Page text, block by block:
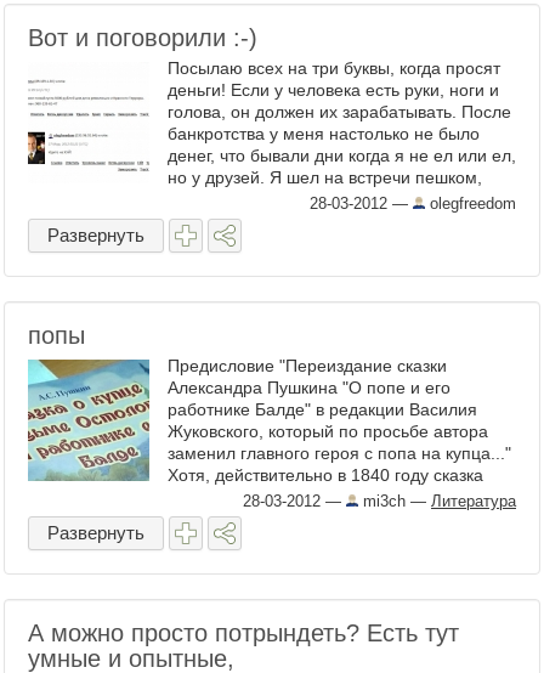
Вот и поговорили :-)
Посылаю всех на три буквы, когда просят
деньги! Если у человека есть руки, ноги и
голова, он должен их зарабатывать. После
банкротства у меня настолько не было
денег, что бывали дни когда я не ел или ел,
но у друзей. Я шел на встречи пешком,
28-03-2012 — olegfreedom
Развернуть
попы
Предисловие "Переиздание сказки
Александра Пушкина "О попе и его
работнике Балде" в редакции Василия
Жуковского, который по просьбе автора
заменил главного героя с попа на купца..."
Хотя, действительно в 1840 году сказка
Пушкина вышла в ...
28-03-2012 — mi3ch — Литература
Развернуть
А можно просто потрындеть? Есть тут
умные и опытные,